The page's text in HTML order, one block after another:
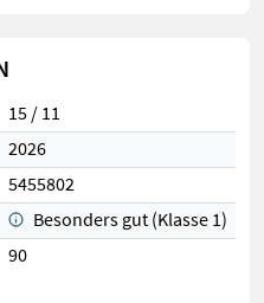
15 / 11
2026
5455802
Besonders gut (Klasse 1)
90